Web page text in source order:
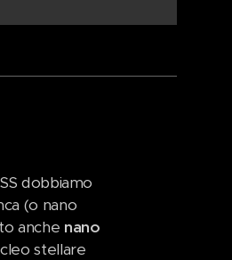
dobbiamo
(o nano
anche nano
stellare